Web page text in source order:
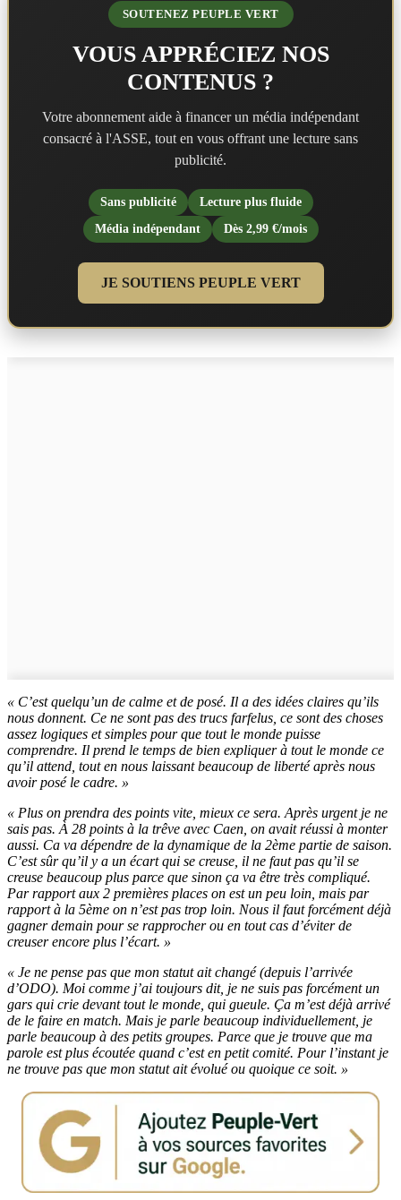
SOUTENEZ PEUPLE VERT
VOUS APPRÉCIEZ NOS
CONTENUS ?
Votre abonnement aide à financer un média indépendant
consacré à l'ASSE, tout en vous offrant une lecture sans
publicité.
Sans publicité
Lecture plus fluide
Média indépendant
Dès 2,99 €/mois
JE SOUTIENS PEUPLE VERT
« C’est quelqu’un de calme et de posé. Il a des idées claires qu’ils
nous donnent. Ce ne sont pas des trucs farfelus, ce sont des choses
assez logiques et simples pour que tout le monde puisse
comprendre. Il prend le temps de bien expliquer à tout le monde ce
qu’il attend, tout en nous laissant beaucoup de liberté après nous
avoir posé le cadre. »
« Plus on prendra des points vite, mieux ce sera. Après urgent je ne
sais pas. À 28 points à la trêve avec Caen, on avait réussi à monter
aussi. Ca va dépendre de la dynamique de la 2ème partie de saison.
C’est sûr qu’il y a un écart qui se creuse, il ne faut pas qu’il se
creuse beaucoup plus parce que sinon ça va être très compliqué.
Par rapport aux 2 premières places on est un peu loin, mais par
rapport à la 5ème on n’est pas trop loin. Nous il faut forcément déjà
gagner demain pour se rapprocher ou en tout cas d’éviter de
creuser encore plus l’écart. »
« Je ne pense pas que mon statut ait changé (depuis l’arrivée
d’ODO). Moi comme j’ai toujours dit, je ne suis pas forcément un
gars qui crie devant tout le monde, qui gueule. Ça m’est déjà arrivé
de le faire en match. Mais je parle beaucoup individuellement, je
parle beaucoup à des petits groupes. Parce que je trouve que ma
parole est plus écoutée quand c’est en petit comité. Pour l’instant je
ne trouve pas que mon statut ait évolué ou quoique ce soit. »